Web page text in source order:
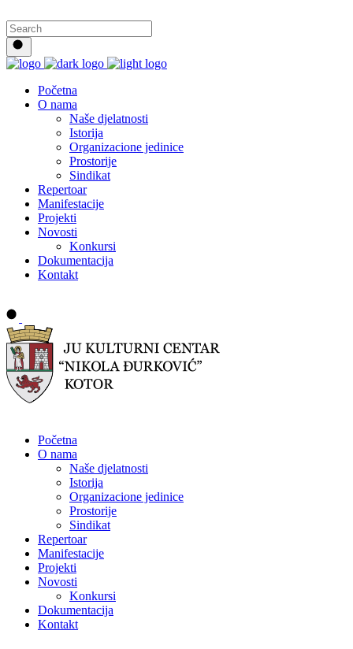
Početna
O nama
Naše djelatnosti
Istorija
Organizacione jedinice
Prostorije
Sindikat
Repertoar
Manifestacije
Projekti
Novosti
Konkursi
Dokumentacija
Kontakt
Početna
O nama
Naše djelatnosti
Istorija
Organizacione jedinice
Prostorije
Sindikat
Repertoar
Manifestacije
Projekti
Novosti
Konkursi
Dokumentacija
Kontakt